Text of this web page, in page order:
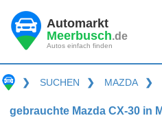
Automarkt
Meerbusch.de
Autos einfach finden
❯ SUCHEN ❯ MAZDA ❯
gebrauchte Mazda CX-30 in